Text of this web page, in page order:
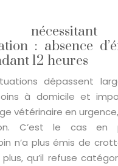
: absence
12 heures
dépassent
à domicile et
vétérinaire en
C’est le cas en
n’a plus émis de
plus, qu’il refuse